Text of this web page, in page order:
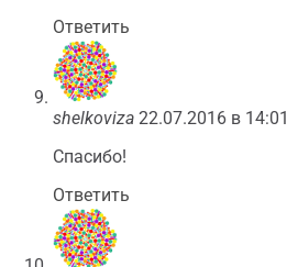
Ответить
shelkoviza 22.07.2016 в 14:01
Спасибо!
Ответить